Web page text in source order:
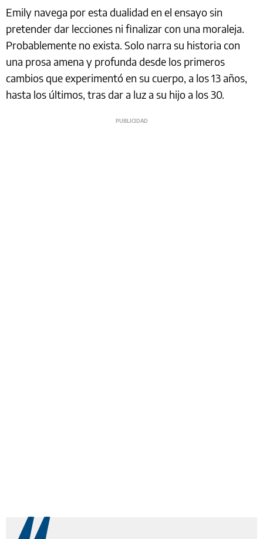
Emily navega por esta dualidad en el ensayo sin
pretender dar lecciones ni finalizar con una moraleja.
Probablemente no exista. Solo narra su historia con
una prosa amena y profunda desde los primeros
cambios que experimentó en su cuerpo, a los 13 años,
hasta los últimos, tras dar a luz a su hijo a los 30.